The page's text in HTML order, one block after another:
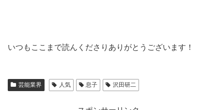
いつもここまで読んくださりありがとうございます！
芸能業界 人気 息子 沢田研二